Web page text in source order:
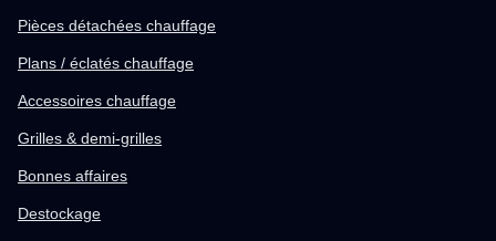
Pièces détachées chauffage
Plans / éclatés chauffage
Accessoires chauffage
Grilles & demi-grilles
Bonnes affaires
Destockage